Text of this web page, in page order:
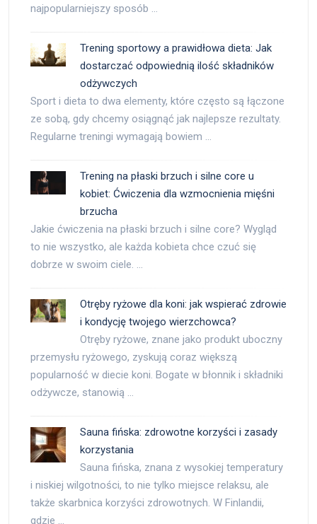
najpopularniejszy sposób …
Trening sportowy a prawidłowa dieta: Jak
dostarczać odpowiednią ilość składników
odżywczych
Sport i dieta to dwa elementy, które często są łączone
ze sobą, gdy chcemy osiągnąć jak najlepsze rezultaty.
Regularne treningi wymagają bowiem …
Trening na płaski brzuch i silne core u
kobiet: Ćwiczenia dla wzmocnienia mięśni
brzucha
Jakie ćwiczenia na płaski brzuch i silne core? Wygląd
to nie wszystko, ale każda kobieta chce czuć się
dobrze w swoim ciele. …
Otręby ryżowe dla koni: jak wspierać zdrowie
i kondycję twojego wierzchowca?
Otręby ryżowe, znane jako produkt uboczny
przemysłu ryżowego, zyskują coraz większą
popularność w diecie koni. Bogate w błonnik i składniki
odżywcze, stanowią …
Sauna fińska: zdrowotne korzyści i zasady
korzystania
Sauna fińska, znana z wysokiej temperatury
i niskiej wilgotności, to nie tylko miejsce relaksu, ale
także skarbnica korzyści zdrowotnych. W Finlandii,
gdzie …